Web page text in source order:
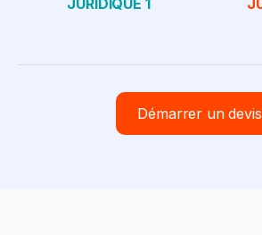
Démarrer un devis